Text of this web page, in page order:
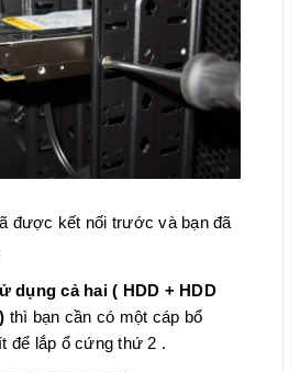
được kết nối trước và bạn đã
dụng cả hai ( HDD + HDD
thì bạn cần có một cáp bổ
để lắp ổ cứng thứ 2 .